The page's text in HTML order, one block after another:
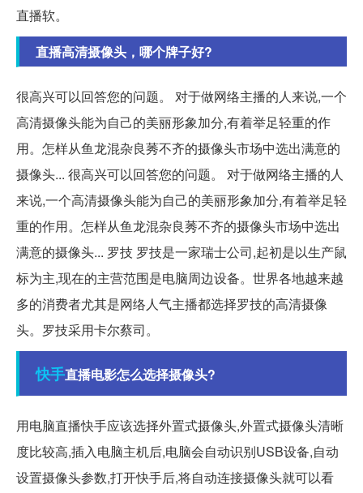
直播软。
直播高清摄像头，哪个牌子好?
很高兴可以回答您的问题。 对于做网络主播的人来说,一个
高清摄像头能为自己的美丽形象加分,有着举足轻重的作
用。怎样从鱼龙混杂良莠不齐的摄像头市场中选出满意的
摄像头... 很高兴可以回答您的问题。 对于做网络主播的人
来说,一个高清摄像头能为自己的美丽形象加分,有着举足轻
重的作用。怎样从鱼龙混杂良莠不齐的摄像头市场中选出
满意的摄像头... 罗技 罗技是一家瑞士公司,起初是以生产鼠
标为主,现在的主营范围是电脑周边设备。世界各地越来越
多的消费者尤其是网络人气主播都选择罗技的高清摄像
头。罗技采用卡尔蔡司。
快手直播电影怎么选择摄像头?
用电脑直播快手应该选择外置式摄像头,外置式摄像头清晰
度比较高,插入电脑主机后,电脑会自动识别USB设备,自动
设置摄像头参数,打开快手后,将自动连接摄像头就可以看